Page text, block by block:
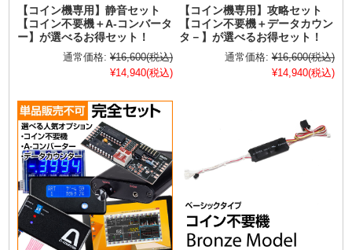
【コイン機専用】静音セット
【コイン不要機＋A-コンバータ
ー】が選べるお得セット！
通常価格: ¥16,600(税込)
¥14,940(税込)
【コイン機専用】攻略セット
【コイン不要機＋データカウン
タ－】が選べるお得セット！
通常価格: ¥16,600(税込)
¥14,940(税込)